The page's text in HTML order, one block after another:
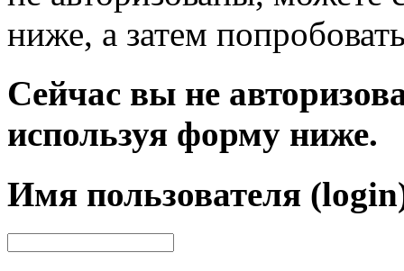
ниже, а затем
Сейчас вы не
используя форму ниже.
Имя пользователя